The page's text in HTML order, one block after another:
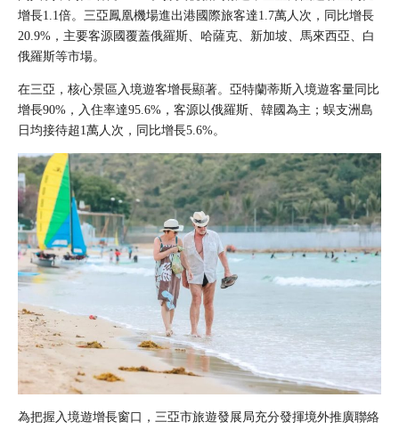
增長1.1倍。三亞鳳凰機場進出港國際旅客達1.7萬人次，同比增長
20.9%，主要客源國覆蓋俄羅斯、哈薩克、新加坡、馬來西亞、白
俄羅斯等市場。
在三亞，核心景區入境遊客增長顯著。亞特蘭蒂斯入境遊客量同比
增長90%，入住率達95.6%，客源以俄羅斯、韓國為主；蜈支洲島
日均接待超1萬人次，同比增長5.6%。
為把握入境遊增長窗口，三亞市旅遊發展局充分發揮境外推廣聯絡